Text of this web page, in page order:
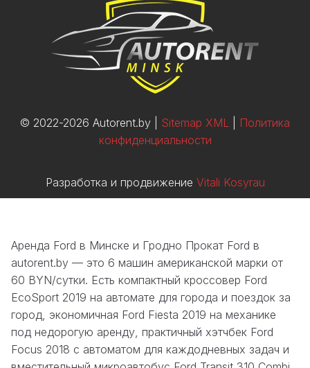
© 2022-2026 Autorent.by | Sitemap XML
Политика
конфиденциальности
Разработка и продвижение Vitali Kosyrau
Аренда Ford в Минске и Гродно Прокат Ford в
autorent.by — это 6 машин американской марки от
60 BYN/сутки. Есть компактный кроссовер Ford
EcoSport 2019 на автомате для города и поездок за
город, экономичная Ford Fiesta 2019 на механике
под недорогую аренду, практичный хэтчбек Ford
Focus 2018 с автоматом для каждодневных задач и